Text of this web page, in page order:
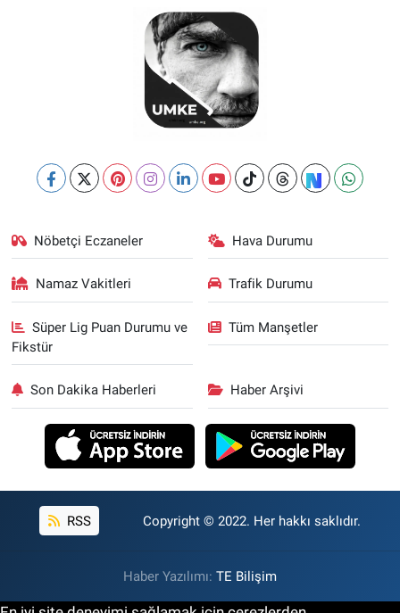
Nöbetçi Eczaneler Hava Durumu
Namaz Vakitleri Trafik Durumu
Süper Lig Puan Durumu ve
Fikstür
Tüm Manşetler
Son Dakika Haberleri Haber Arşivi
RSS Copyright © 2022. Her hakkı saklıdır.
Haber Yazılımı: TE Bilişim